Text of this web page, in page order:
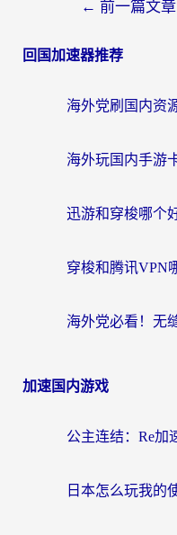
← 前一篇文章
回国加速器推荐
加速国内游戏